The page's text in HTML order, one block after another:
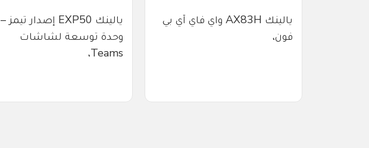
يالينك EXP50 إصدار تيمز –
وحدة توسعة لشاشات
Teams،
يالينك AX83H واي فاي آي بي
فون،